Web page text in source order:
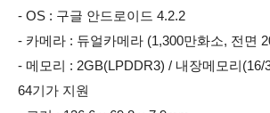
- OS : 구글 안드로이드 4.2.2
- 카메라 : 듀얼카메라 (1,300만화소, 전면
- 메모리 : 2GB(LPDDR3) / 내장메모리(16/
64기가 지원